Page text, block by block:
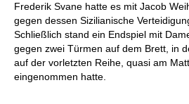
Frederik Svane hatte es mit Jacob
gegen dessen Sizilianische
Schließlich stand ein Endspiel mit
gegen zwei Türmen auf dem Brett, in
auf der vorletzten Reihe, quasi am
eingenommen hatte.